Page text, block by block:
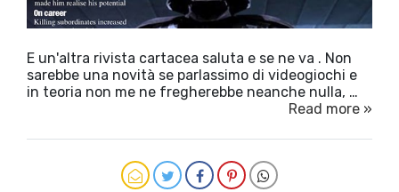
E un'altra rivista cartacea saluta e se ne va . Non
sarebbe una novità se parlassimo di videogiochi e
in teoria non me ne fregherebbe neanche nulla, …
Read more »